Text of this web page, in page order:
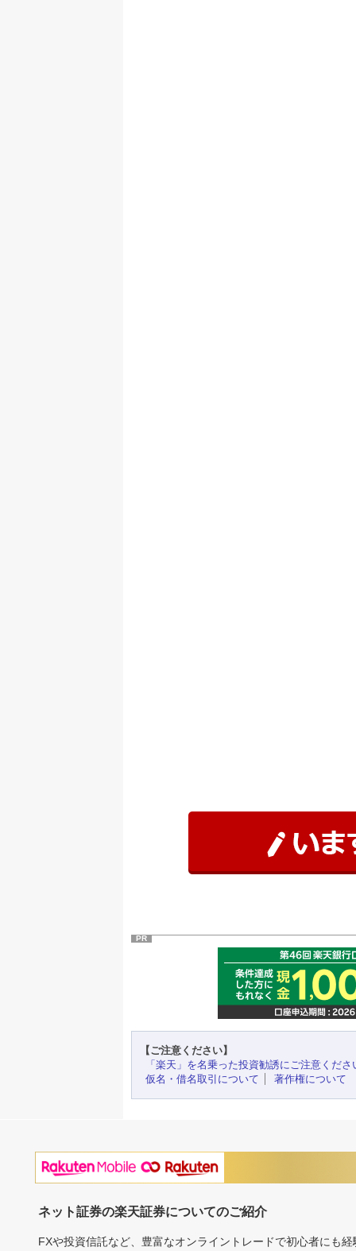
PR
【ご注意ください】
「楽天」を名乗った投資勧誘にご注意くださ
仮名・借名取引について
著作権について
ネット証券の楽天証券についてのご紹介
FXや投資信託など、豊富なオンライントレードで初心者にも